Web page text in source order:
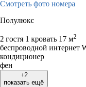
Смотреть фото номера
Полулюкс
2 гостя 1 кровать 17 м2
беспроводной интернет
кондиционер
фен
+2
показать ещё